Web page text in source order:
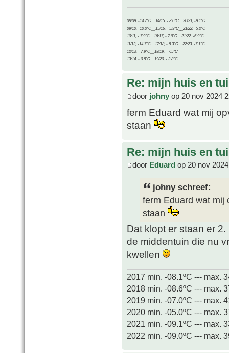
08/09, -14.7°C__14/15, - 3.6°C__20/21, -9.1°C
09/10, -10.0°C__15/16, - 5.9°C__21/22, -5.2°C
10/11, - 7.9°C__16/17, - 7.9°C__21/22, -6.9°C
11/12, -14.7°C__17/18, - 8.3°C__22/23, -7.1°C
12/13, - 7.9°C__18/19, - 7.5°C
13/14, - 0.8°C__19/20, - 2.8°C
Re: mijn huis en
door johny op 20 nov 2024
ferm Eduard wat mij
staan
Re: mijn huis en
door Eduard op 20 nov
johny schreef:
ferm Eduard wat mij
staan
Dat klopt er staan er
de middentuin die nu
kwellen
2017 min. -08.1ºC --- max.
2018 min. -08.6ºC --- max.
2019 min. -07.0ºC --- max.
2020 min. -05.0ºC --- max.
2021 min. -09.1ºC --- max.
2022 min. -09.0ºC --- max.